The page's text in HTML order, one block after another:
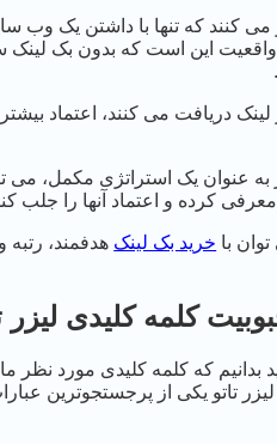
می کنند که تنها با داشتن یک وب
واقعیت این است که بدون بک
دریافت می کنند، اعتماد بیشتری
به عنوان یک استراتژی مکمل،
کرده و اعتماد آنها را جلب
با خرید بک لینک هدفمند،
کلمه کلیدی لیزر
بدانیم که کلمه کلیدی مورد
تاتو یکی از پرجستجوترین